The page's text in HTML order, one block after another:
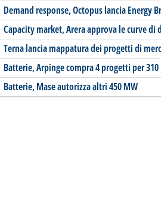
Demand response, Octopus lancia Energy
Capacity market, Arera approva le curve di
Terna lancia mappatura dei progetti di
Batterie, Arpinge compra 4 progetti per 310
Batterie, Mase autorizza altri 450 MW